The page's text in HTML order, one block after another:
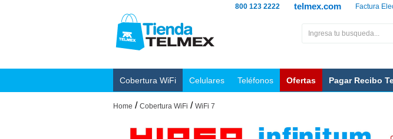
Factura
telmex.com
800 123 2222
Cobertura WiFi Celulares Teléfonos Ofertas Pagar Recibo
Home / Cobertura WiFi / WiFi 7